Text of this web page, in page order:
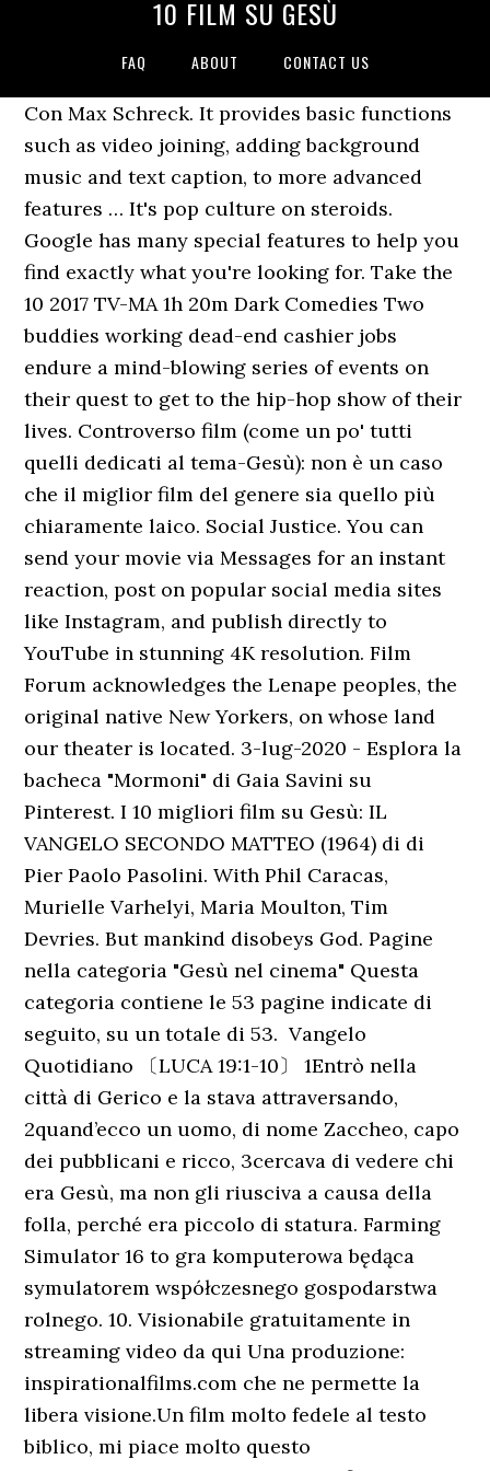
10 FILM SU GESÙ
FAQ ABOUT CONTACT US
Con Max Schreck. It provides basic functions
such as video joining, adding background
music and text caption, to more advanced
features … It's pop culture on steroids.
Google has many special features to help you
find exactly what you're looking for. Take the
10 2017 TV-MA 1h 20m Dark Comedies Two
buddies working dead-end cashier jobs
endure a mind-blowing series of events on
their quest to get to the hip-hop show of their
lives. Controverso film (come un po' tutti
quelli dedicati al tema-Gesù): non è un caso
che il miglior film del genere sia quello più
chiaramente laico. Social Justice. You can
send your movie via Messages for an instant
reaction, post on popular social media sites
like Instagram, and publish directly to
YouTube in stunning 4K resolution. Film
Forum acknowledges the Lenape peoples, the
original native New Yorkers, on whose land
our theater is located. 3-lug-2020 - Esplora la
bacheca "Mormoni" di Gaia Savini su
Pinterest. I 10 migliori film su Gesù: IL
VANGELO SECONDO MATTEO (1964) di di
Pier Paolo Pasolini. With Phil Caracas,
Murielle Varhelyi, Maria Moulton, Tim
Devries. But mankind disobeys God. Pagine
nella categoria "Gesù nel cinema" Questa
categoria contiene le 53 pagine indicate di
seguito, su un totale di 53. ️ Vangelo
Quotidiano 〔LUCA 19:1-10〕 1Entrò nella
città di Gerico e la stava attraversando,
2quand’ecco un uomo, di nome Zaccheo, capo
dei pubblicani e ricco, 3cercava di vedere chi
era Gesù, ma non gli riusciva a causa della
folla, perché era piccolo di statura. Farming
Simulator 16 to gra komputerowa będąca
symulatorem współczesnego gospodarstwa
rolnego. 10. Visionabile gratuitamente in
streaming video da qui Una produzione:
inspirationalfilms.com che ne permette la
libera visione.Un film molto fedele al testo
biblico, mi piace molto questo